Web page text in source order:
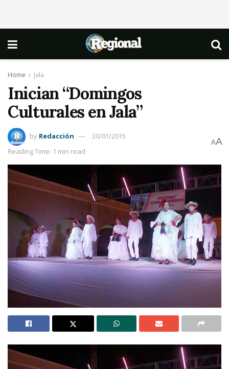
Home Jala
Inician “Domingos
Culturales en Jala”
by Redacción
20/01/2015
Reading Time: 1 min read
AA